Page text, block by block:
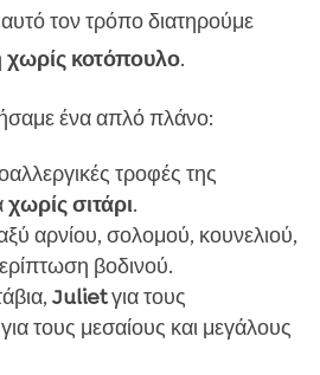
τον τρόπο διατηρούμε
χωρίς κοτόπουλο.
ένα απλό πλάνο:
τροφές της
χωρίς σιτάρι.
αρνίου, σολομού, κουνελιού,
βοδινού.
Julietγια τους
τους μεσαίους και μεγάλους